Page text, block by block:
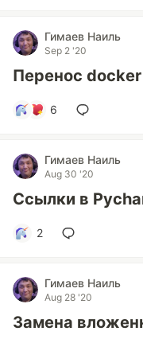
Гимаев Наиль
Sep 2 '20
Перенос
6
Гимаев Наиль
Aug 30 '20
Ссылки в
2
Гимаев Наиль
Aug 28 '20
Замена